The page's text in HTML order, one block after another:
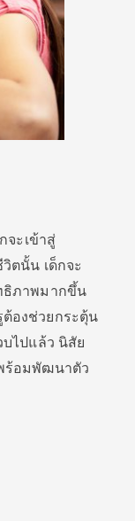
จะเข้าสู่
ตนั้น เด็กจะ
ธิภาพมากขึ้น
องช่วยกระตุ้น
ไปแล้ว นิสัย
ร้อมพัฒนาตัว